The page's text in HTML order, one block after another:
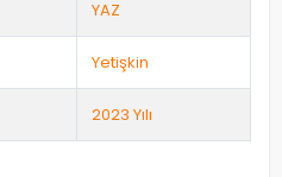
YAZ
Yetişkin
2023 Yılı